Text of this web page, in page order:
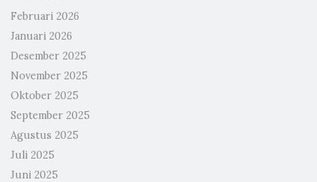
Februari 2026
Januari 2026
Desember 2025
November 2025
Oktober 2025
September 2025
Agustus 2025
Juli 2025
Juni 2025